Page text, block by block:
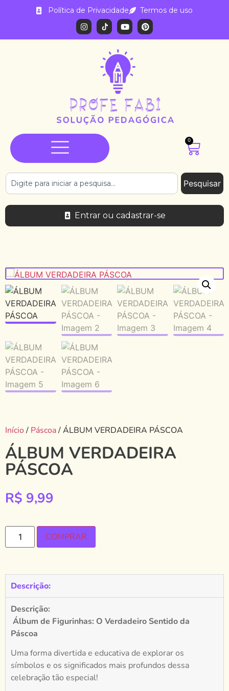
Política de Privacidade Termos de uso
0
Pesquisar
Entrar ou cadastrar-se
Início/ Páscoa/ ÁLBUM VERDADEIRA PÁSCOA
ÁLBUM VERDADEIRA
PÁSCOA
R$ 9,99
COMPRAR
Descrição:
Descrição:
Álbum de Figurinhas: O Verdadeiro Sentido da
Páscoa
Uma forma divertida e educativa de explorar os
símbolos e os significados mais profundos dessa
celebração tão especial!